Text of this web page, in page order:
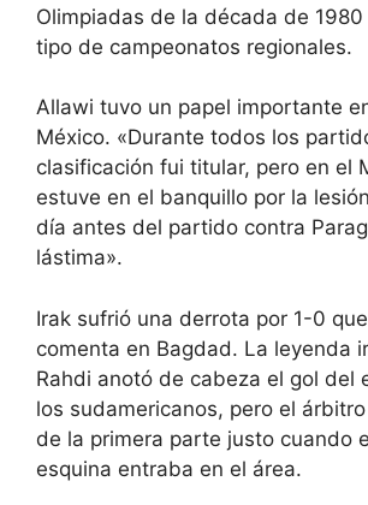
Olimpiadas de la década de
tipo de campeonatos regionales.
Allawi tuvo un papel importante
México. «Durante todos los
clasificación fui titular, pero en el
estuve en el banquillo por la
día antes del partido contra
lástima».
Irak sufrió una derrota por 1-0
comenta en Bagdad. La leyenda
Rahdi anotó de cabeza el gol del
los sudamericanos, pero el
de la primera parte justo cuando
esquina entraba en el área.